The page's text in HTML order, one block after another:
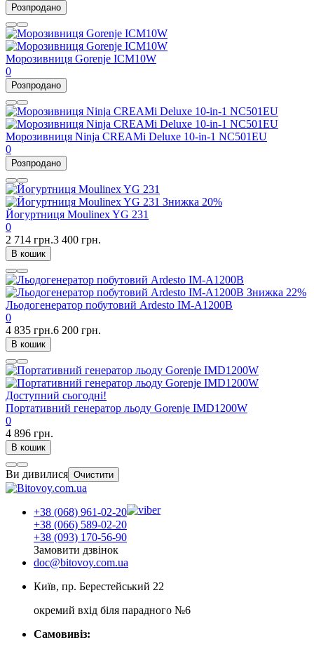
Розпродано
Морозивниця Gorenje ICM10W
0
Розпродано
Морозивниця Ninja CREAMi Deluxe 10-in-1 NC501EU
0
Розпродано
Знижка 20%
Йогуртниця Moulinex YG 231
0
2 714 грн.3 400 грн.
В кошик
Знижка 22%
Льодогенератор побутовий Ardesto IM-A1200B
0
4 835 грн.6 200 грн.
В кошик
Доступний сьогодні!
Портативний генератор льоду Gorenje IMD1200W
0
4 896 грн.
В кошик
Ви дивилися Очистити
+38 (068) 961-02-20
+38 (066) 589-02-20
+38 (093) 170-56-90
Замовити дзвінок
doc@bitovoy.com.ua
Київ, пр. Берестейський 22
окремий вхід біля парадного №6
Самовивіз: